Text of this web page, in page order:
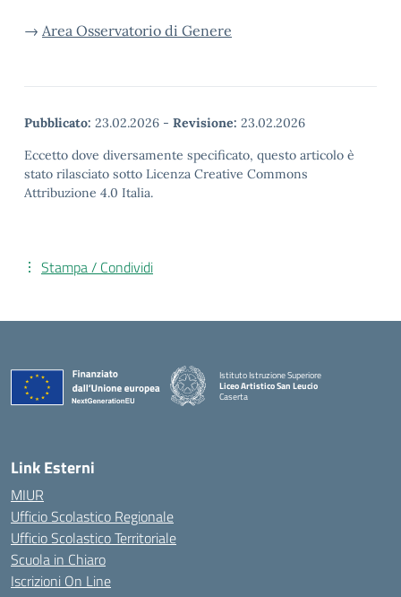
→ Area Osservatorio di Genere
Pubblicato: 23.02.2026 - Revisione: 23.02.2026
Eccetto dove diversamente specificato, questo articolo è
stato rilasciato sotto Licenza Creative Commons
Attribuzione 4.0 Italia.
Stampa / Condividi
Istituto Istruzione Superiore
Liceo Artistico San Leucio
Caserta
Link Esterni
MIUR
Ufficio Scolastico Regionale
Ufficio Scolastico Territoriale
Scuola in Chiaro
Iscrizioni On Line